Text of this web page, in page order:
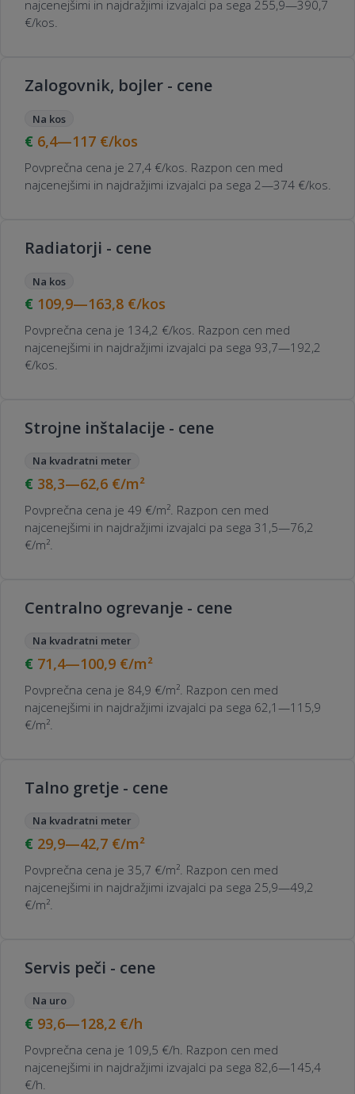
najcenejšimi in najdražjimi izvajalci pa sega 255,9—390,7
€/kos.
Zalogovnik, bojler - cene
Na kos
6,4—117 €/kos
Povprečna cena je 27,4 €/kos. Razpon cen med
najcenejšimi in najdražjimi izvajalci pa sega 2—374 €/kos.
Radiatorji - cene
Na kos
109,9—163,8 €/kos
Povprečna cena je 134,2 €/kos. Razpon cen med
najcenejšimi in najdražjimi izvajalci pa sega 93,7—192,2
€/kos.
Strojne inštalacije - cene
Na kvadratni meter
38,3—62,6 €/m²
Povprečna cena je 49 €/m². Razpon cen med
najcenejšimi in najdražjimi izvajalci pa sega 31,5—76,2
€/m².
Centralno ogrevanje - cene
Na kvadratni meter
71,4—100,9 €/m²
Povprečna cena je 84,9 €/m². Razpon cen med
najcenejšimi in najdražjimi izvajalci pa sega 62,1—115,9
€/m².
Talno gretje - cene
Na kvadratni meter
29,9—42,7 €/m²
Povprečna cena je 35,7 €/m². Razpon cen med
najcenejšimi in najdražjimi izvajalci pa sega 25,9—49,2
€/m².
Servis peči - cene
Na uro
93,6—128,2 €/h
Povprečna cena je 109,5 €/h. Razpon cen med
najcenejšimi in najdražjimi izvajalci pa sega 82,6—145,4
€/h.